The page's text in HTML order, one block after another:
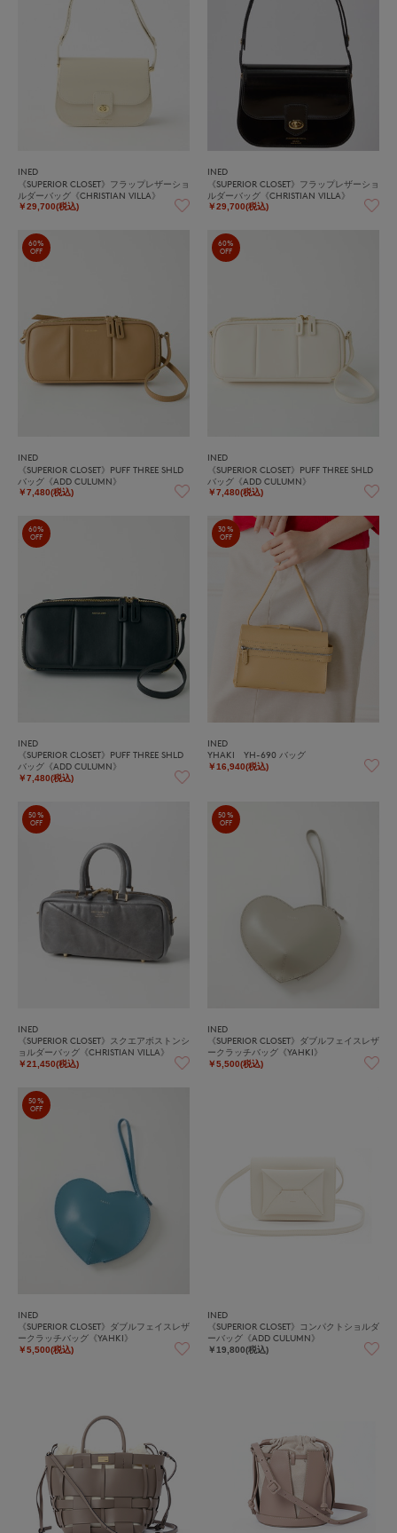
INED
《SUPERIOR CLOSET》フラップレザーショ
ルダーバッグ《CHRISTIAN VILLA》
￥29,700(税込)
INED
《SUPERIOR CLOSET》フラップレザーショ
ルダーバッグ《CHRISTIAN VILLA》
￥29,700(税込)
60%
OFF
INED
《SUPERIOR CLOSET》PUFF THREE SHLD
バッグ《ADD CULUMN》
￥7,480(税込)
60%
OFF
INED
《SUPERIOR CLOSET》PUFF THREE SHLD
バッグ《ADD CULUMN》
￥7,480(税込)
60%
OFF
INED
《SUPERIOR CLOSET》PUFF THREE SHLD
バッグ《ADD CULUMN》
￥7,480(税込)
30%
OFF
INED
YHAKI YH-690 バッグ
￥16,940(税込)
50%
OFF
INED
《SUPERIOR CLOSET》スクエアボストンシ
ョルダーバッグ《CHRISTIAN VILLA》
￥21,450(税込)
50%
OFF
INED
《SUPERIOR CLOSET》ダブルフェイスレザ
ークラッチバッグ《YAHKI》
￥5,500(税込)
50%
OFF
INED
《SUPERIOR CLOSET》ダブルフェイスレザ
ークラッチバッグ《YAHKI》
￥5,500(税込)
INED
《SUPERIOR CLOSET》コンパクトショルダ
ーバッグ《ADD CULUMN》
￥19,800(税込)